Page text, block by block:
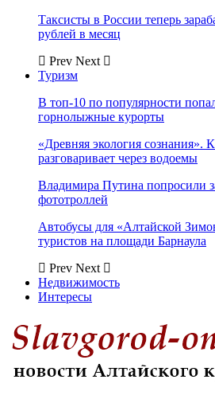
Таксисты в России теперь
рублей в месяц
Prev Next
Туризм
В топ-10 по популярности
горнолыжные курорты
«Древняя экология сознания».
разговаривает через водоемы
Владимира Путина попросили
фототроллей
Автобусы для «Алтайской
туристов на площади Барнаула
Prev Next
Недвижимость
Интересы